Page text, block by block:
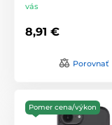
vás
8,91 €
Porovnať
Pomer cena/výkon